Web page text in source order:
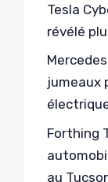
Tesla
révélé
jumeaux
Forthing
au